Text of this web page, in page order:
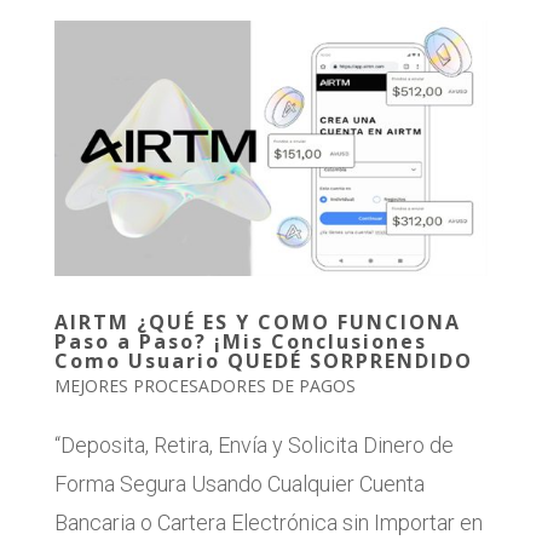
AIRTM ¿QUÉ ES Y COMO FUNCIONA
Paso a Paso? ¡Mis Conclusiones
Como Usuario QUEDÉ SORPRENDIDO
MEJORES PROCESADORES DE PAGOS
“Deposita, Retira, Envía y Solicita Dinero de
Forma Segura Usando Cualquier Cuenta
Bancaria o Cartera Electrónica sin Importar en